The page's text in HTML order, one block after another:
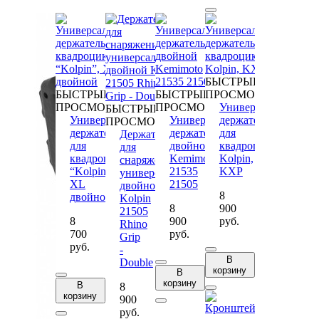
БЫСТРЫЙ
ПРОСМОТР
Универсальный
держатель
для
квадроцикла
“Kolpin”,
XL
двойной
8
700
руб.
В
корзину
БЫСТРЫЙ
ПРОСМОТР
Держатель
для
снаряжения
универсальный
двойной
Kolpin
21505
Rhino
Grip
-
Double
8
900
руб.
БЫСТРЫЙ
ПРОСМОТР
Универсальный
держатель
двойной
Kemimoto
21535
21505
8
900
руб.
В
корзину
БЫСТРЫЙ
ПРОСМОТР
Универсальный
держатель
для
квадроцикла
Kolpin,
KXP
8
900
руб.
В
корзину